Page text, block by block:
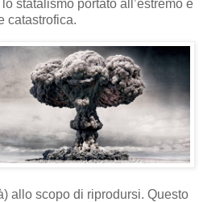
statalismo portato all’estremo è
catastrofica.
allo scopo di riprodursi. Questo